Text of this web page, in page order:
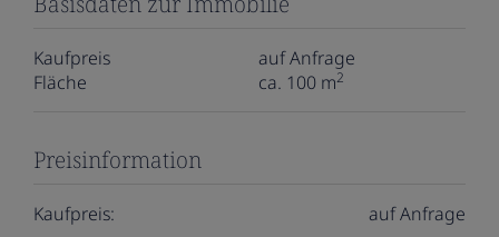
Kaufpreis
auf Anfrage
Fläche
ca. 100 m2
Preisinformation
Kaufpreis:
auf Anfrage